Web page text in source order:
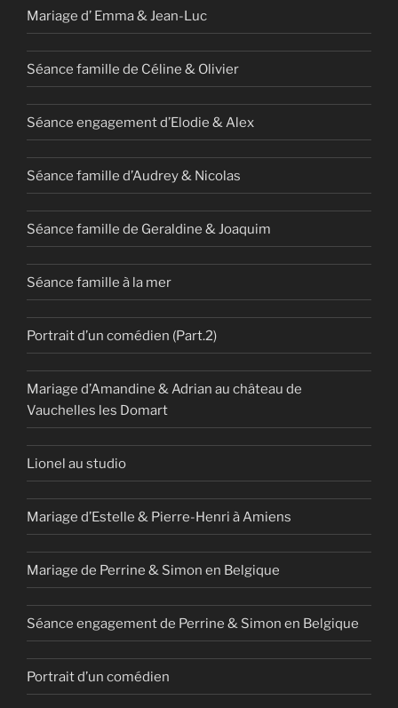
Mariage d’ Emma & Jean-Luc
Séance famille de Céline & Olivier
Séance engagement d’Elodie & Alex
Séance famille d’Audrey & Nicolas
Séance famille de Geraldine & Joaquim
Séance famille à la mer
Portrait d’un comédien (Part.2)
Mariage d’Amandine & Adrian au château de
Vauchelles les Domart
Lionel au studio
Mariage d’Estelle & Pierre-Henri à Amiens
Mariage de Perrine & Simon en Belgique
Séance engagement de Perrine & Simon en Belgique
Portrait d’un comédien